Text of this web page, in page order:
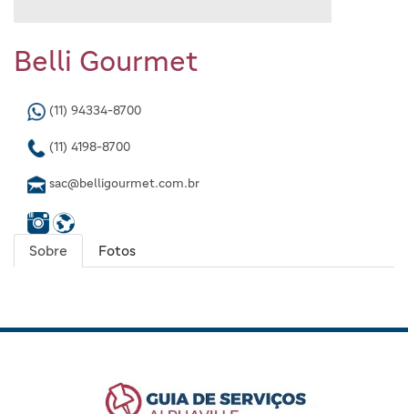
Belli Gourmet
(11) 94334-8700
(11) 4198-8700
sac@belligourmet.com.br
Sobre Fotos